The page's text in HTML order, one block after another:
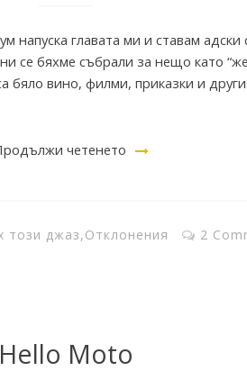
напуска главата ми и ставам
се бяхме събрали за нещо като
бяло вино, филми, приказки и
четенето
този джаз,Отклонения 2
Hello Moto